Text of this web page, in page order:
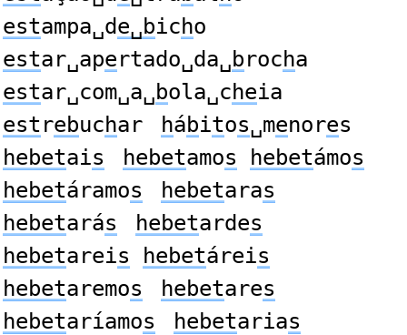
estampa␣de␣bicho
estar␣apertado␣da␣brocha
estar␣com␣a␣bola␣cheia
estrebuchar hábitos␣menores
hebetais hebetamos hebetámos
hebetáramos hebetaras
hebetarás hebetardes
hebetareis hebetáreis
hebetaremos hebetares
hebetaríamos hebetarias